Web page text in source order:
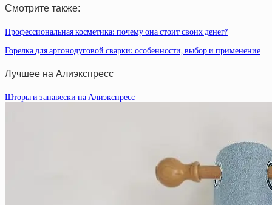
Смотрите также:
Профессиональная косметика: почему она стоит своих денег?
Горелка для аргонодуговой сварки: особенности, выбор и применение
Лучшее на Алиэкспресс
Шторы и занавески на Алиэкспресс